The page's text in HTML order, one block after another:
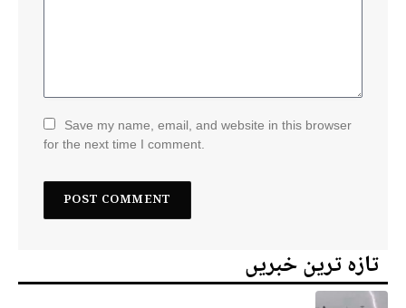
Save my name, email, and website in this browser
for the next time I comment.
تازہ ترین خبریں